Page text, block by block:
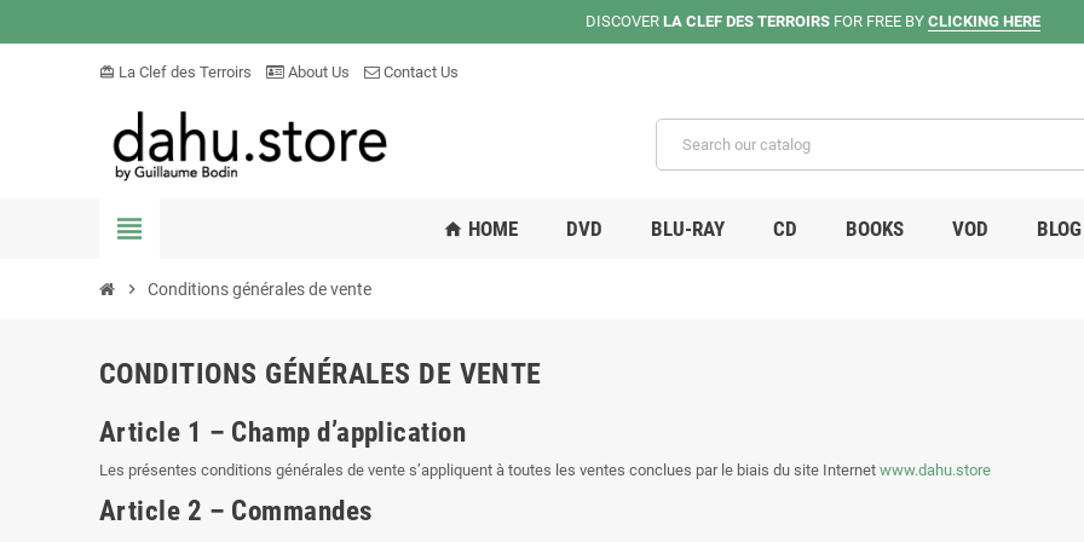
DISCOVER LA CLEF DES TERROIRS FOR FREE BY CLICKING HERE
card_giftcard La Clef des Terroirs About Us Contact Us
view_headline home HOME DVD BLU-RAY CD BOOKS VOD BLOG
chevron_right Conditions générales de vente
CONDITIONS GÉNÉRALES DE VENTE
Article 1 – Champ d’application
Les présentes conditions générales de vente s’appliquent à toutes les ventes conclues par le biais du site Internet www.dahu.store
Article 2 – Commandes